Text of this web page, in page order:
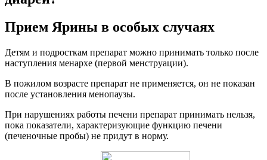
Прием Ярины в особых случаях
Детям и подросткам препарат можно принимать только после
наступления менархе (первой менструации).
В пожилом возрасте препарат не применяется, он не показан
после установления менопаузы.
При нарушениях работы печени препарат принимать нельзя,
пока показатели, характеризующие функцию печени
(печеночные пробы) не придут в норму.